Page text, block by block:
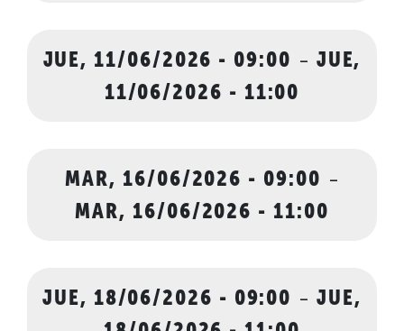
JUE, 11/06/2026 - 09:00 - JUE,
11/06/2026 - 11:00
MAR, 16/06/2026 - 09:00 -
MAR, 16/06/2026 - 11:00
JUE, 18/06/2026 - 09:00 -JUE,